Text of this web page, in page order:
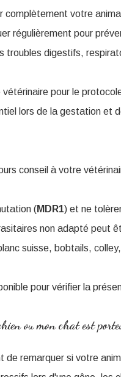
complètement votre
régulièrement pour
troubles digestifs,
pour le
lors de la gestation et
conseil à votre
(MDR1) et ne
non adapté peut
suisse, bobtails,
pour vérifier la
ou mon chat est
de remarquer si votre